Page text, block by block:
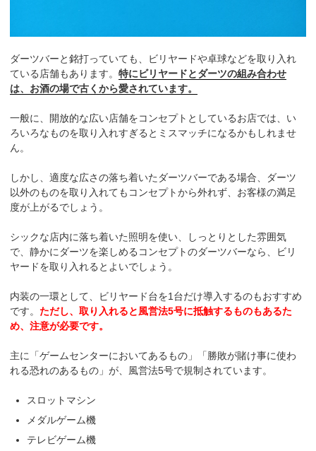
ダーツバーと銘打っていても、ビリヤードや卓球などを取り入れ
ている店舗もあります。特にビリヤードとダーツの組み合わせ
は、お酒の場で古くから愛されています。
一般に、開放的な広い店舗をコンセプトとしているお店では、い
ろいろなものを取り入れすぎるとミスマッチになるかもしれませ
ん。
しかし、適度な広さの落ち着いたダーツバーである場合、ダーツ
以外のものを取り入れてもコンセプトから外れず、お客様の満足
度が上がるでしょう。
シックな店内に落ち着いた照明を使い、しっとりとした雰囲気
で、静かにダーツを楽しめるコンセプトのダーツバーなら、ビリ
ヤードを取り入れるとよいでしょう。
内装の一環として、ビリヤード台を1台だけ導入するのもおすすめ
です。ただし、取り入れると風営法5号に抵触するものもあるた
め、注意が必要です。
主に「ゲームセンターにおいてあるもの」「勝敗が賭け事に使わ
れる恐れのあるもの」が、風営法5号で規制されています。
スロットマシン
メダルゲーム機
テレビゲーム機